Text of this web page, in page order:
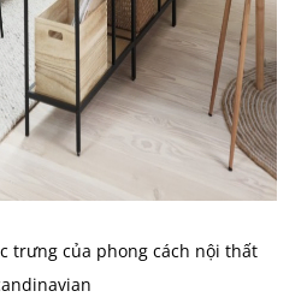
trưng của phong cách nội thất